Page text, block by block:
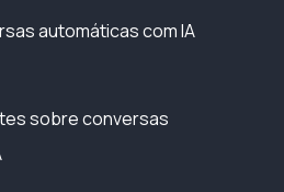
automáticas com IA
sobre conversas